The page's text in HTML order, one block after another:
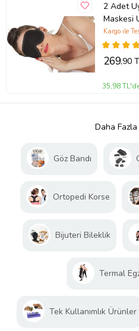
2 Adet
Maskesi
Kemer
Kargo ile
269,90
35,98
Daha
Göz Bandı
Ortopedi Korse
Bijuteri Bileklik
Termal
Tek Kullanımlık Ürünler